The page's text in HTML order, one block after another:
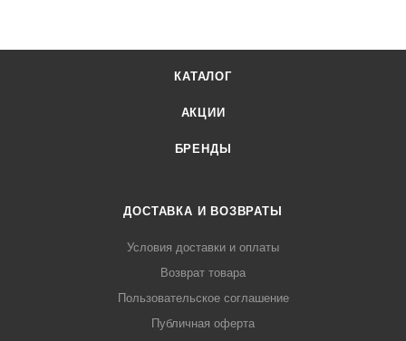
КАТАЛОГ
АКЦИИ
БРЕНДЫ
ДОСТАВКА И ВОЗВРАТЫ
Условия доставки и оплаты
Возврат товара
Пользовательское соглашение
Публичная оферта